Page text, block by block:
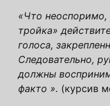
«Что неоспоримо,
тройка»
голоса,
Следовательно,
должны
факто ». (курсив